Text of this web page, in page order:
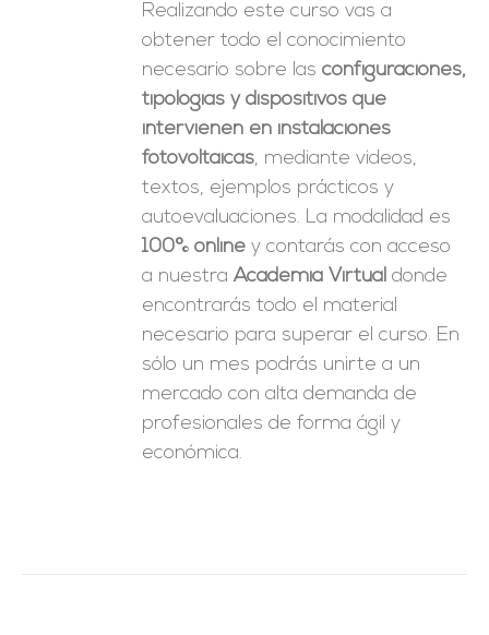
Realizando este curso vas a
obtener todo el conocimiento
necesario sobre lasconfiguraciones,
tipologías y dispositivos que
intervienen en instalaciones
fotovoltaicas, mediante videos,
textos, ejemplos prácticos y
autoevaluaciones. La modalidad es
100% online y contarás con acceso
a nuestraAcademia Virtual donde
encontrarás todo el material
necesario para superar el curso. En
sólo un mes podrás unirte a un
mercado con alta demanda de
profesionales de forma ágil y
económica.